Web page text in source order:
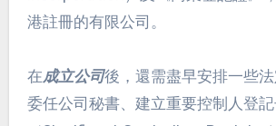
港註冊的有限公司。
在成立公司後，還需盡早安排一些
委任公司秘書、建立重要控制人登